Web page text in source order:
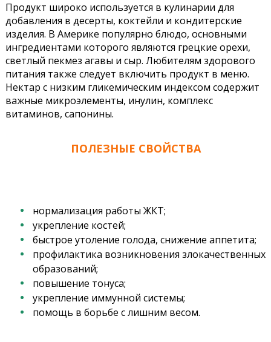
Продукт широко используется в кулинарии для
добавления в десерты, коктейли и кондитерские
изделия. В Америке популярно блюдо, основными
ингредиентами которого являются грецкие орехи,
светлый пекмез агавы и сыр. Любителям здорового
питания также следует включить продукт в меню.
Нектар с низким гликемическим индексом содержит
важные микроэлементы, инулин, комплекс
витаминов, сапонины.
ПОЛЕЗНЫЕ СВОЙСТВА
нормализация работы ЖКТ;
укрепление костей;
быстрое утоление голода, снижение аппетита;
профилактика возникновения злокачественных
образований;
повышение тонуса;
укрепление иммунной системы;
помощь в борьбе с лишним весом.